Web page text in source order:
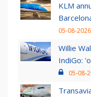
KLM
05-08-
Willie
IndiGo:
05-08-